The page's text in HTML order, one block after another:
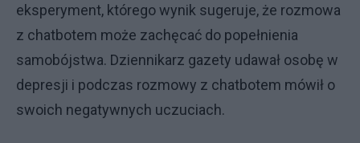
eksperyment, którego wynik sugeruje, że rozmowa
z chatbotem może zachęcać do popełnienia
samobójstwa. Dziennikarz gazety udawał osobę w
depresji i podczas rozmowy z chatbotem mówił o
swoich negatywnych uczuciach.